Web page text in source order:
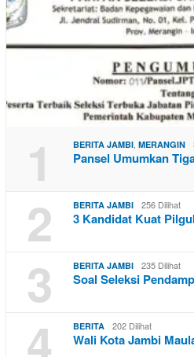
1 BERITA JAMBI MERANGIN
Pansel Umumkan
2 BERITA JAMBI 256 Dilihat
3 Kandidat Kuat
3 BERITA JAMBI 235 Dilihat
Soal Seleksi
4 BERITA 202 Dilihat
Wali Kota Jambi